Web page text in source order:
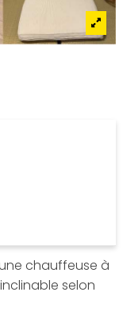
chauffeuse à
selon